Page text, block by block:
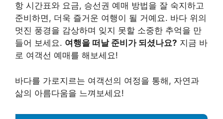
항 시간표와 요금, 승선권 예매 방법을 잘 숙지하고
준비하면, 더욱 즐거운 여행이 될 거예요. 바다 위의
멋진 풍경을 감상하며 잊지 못할 소중한 추억을 만
들어 보세요. 여행을 떠날 준비가 되셨나요? 지금 바
로 여객선 예매를 해보세요!
바다를 가로지르는 여객선의 여정을 통해, 자연과
삶의 아름다움을 느껴보세요!